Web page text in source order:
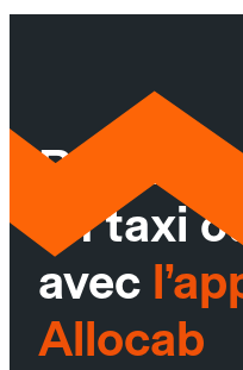
un taxi
avec
Allocab